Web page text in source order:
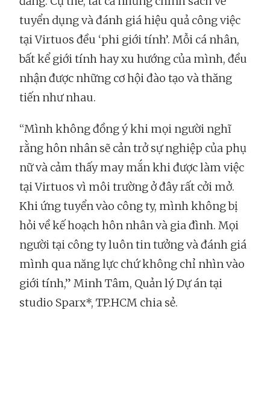
tuyển dụng và đánh giá hiệu quả công việc
tại Virtuos đều ‘phi giới tính’. Mỗi cá nhân,
bất kể giới tính hay xu hướng của mình, đều
nhận được những cơ hội đào tạo và thăng
tiến như nhau.
“Mình không đồng ý khi mọi người nghĩ
rằng hôn nhân sẽ cản trở sự nghiệp của phụ
nữ và cảm thấy may mắn khi được làm việc
tại Virtuos vì môi trường ở đây rất cởi mở.
Khi ứng tuyển vào công ty, mình không bị
hỏi về kế hoạch hôn nhân và gia đình. Mọi
người tại công ty luôn tin tưởng và đánh giá
mình qua năng lực chứ không chỉ nhìn vào
giới tính,” Minh Tâm, Quản lý Dự án tại
studio Sparx*, TP.HCM chia sẻ.